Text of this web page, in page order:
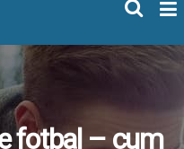
fotbal – cum